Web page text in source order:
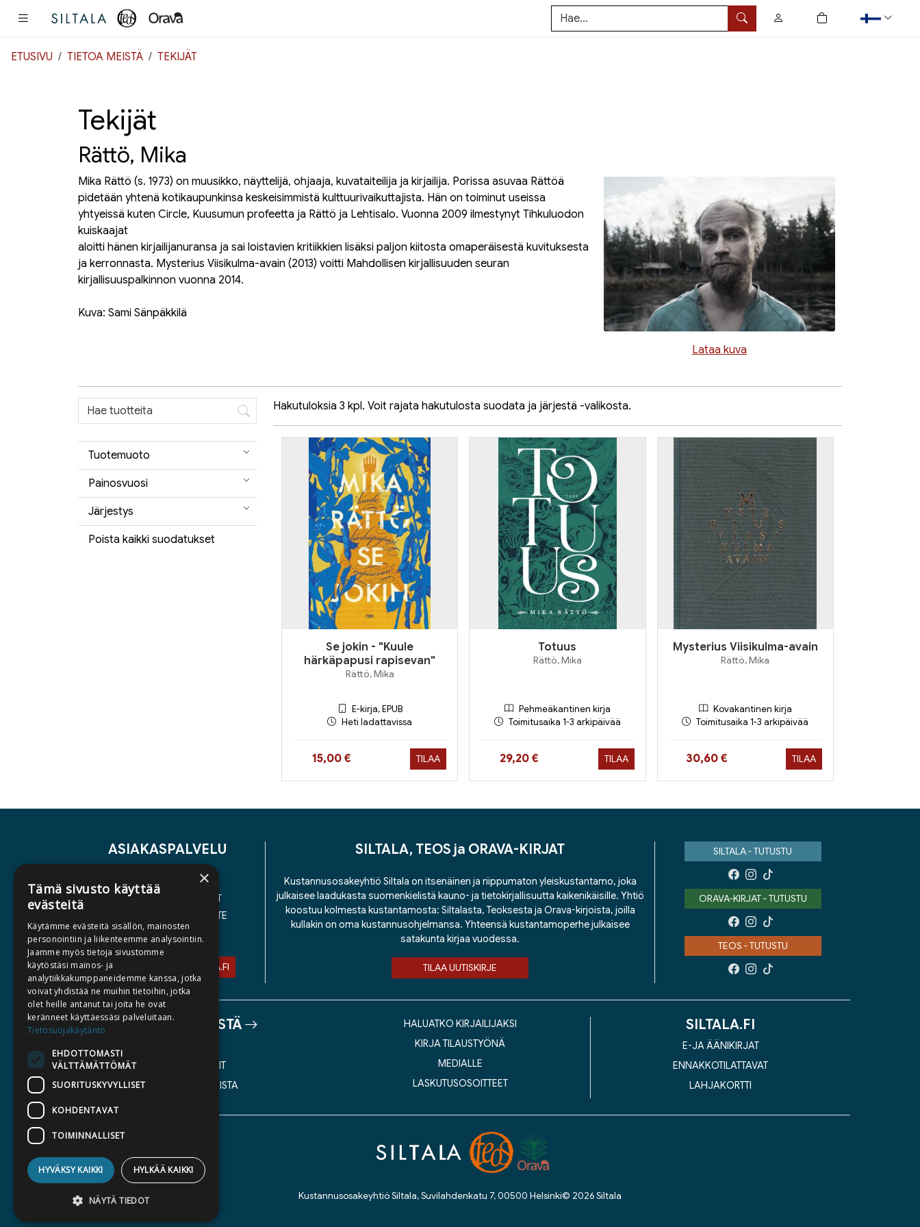
Hae
0
tuotetta ostoskorissa
ETUSIVU TIETOA MEISTÄ TEKIJÄT
Tekijät
Rättö, Mika
Lataa kuva
Mika Rättö (s. 1973) on muusikko, näyttelijä, ohjaaja, kuvataiteilija ja kirjailija. Porissa asuvaa Rättöä
pidetään yhtenä kotikaupunkinsa keskeisimmistä kulttuurivaikuttajista. Hän on toiminut useissa
yhtyeissä kuten Circle, Kuusumun profeetta ja Rättö ja Lehtisalo. Vuonna 2009 ilmestynyt Tihkuluodon
kuiskaajat
aloitti hänen kirjailijanuransa ja sai loistavien kritiikkien lisäksi paljon kiitosta omaperäisestä kuvituksesta
ja kerronnasta. Mysterius Viisikulma-avain (2013) voitti Mahdollisen kirjallisuuden seuran
kirjallisuuspalkinnon vuonna 2014.
Kuva: Sami Sänpäkkilä
Tuotemuoto
Painosvuosi
Järjestys
Poista kaikki suodatukset
Hakutuloksia 3 kpl. Voit rajata hakutulosta suodata ja järjestä -valikosta.
Se jokin - "Kuule
härkäpapusi rapisevan"
Rättö, Mika
E-kirja, EPUB
Heti ladattavissa
Hinta nyt
15,00 € TILAA
Totuus
Rättö, Mika
Pehmeäkantinen kirja
Toimitusaika 1-3 arkipäivää
Hinta nyt
29,20 € TILAA
Mysterius Viisikulma-avain
Rättö, Mika
Kovakantinen kirja
Toimitusaika 1-3 arkipäivää
Hinta nyt
30,60 € TILAA
ASIAKASPALVELU
YHTEYSTIEDOT
YLEISET TOIMITUSEHDOT
SAAVUTETTAVUUSSELOSTE
TIETOSUOJASELOSTE
ASIAKASPALVELU@STORIA.FI
SILTALA, TEOS ja ORAVA-KIRJAT
Kustannusosakeyhtiö Siltala on itsenäinen ja riippumaton yleiskustantamo, joka
julkaisee laadukasta suomenkielistä kauno- ja tietokirjallisuutta kaikenikäisille. Yhtiö
koostuu kolmesta kustantamosta: Siltalasta, Teoksesta ja Orava-kirjoista, joilla
kullakin on oma kustannusohjelmansa. Yhteensä kustantamoperhe julkaisee
satakunta kirjaa vuodessa.
TILAA UUTISKIRJE
SILTALA - TUTUSTU
ORAVA-KIRJAT - TUTUSTU
TEOS - TUTUSTU
TIETOA MEISTÄ
KATALOGIT
AJANKOHTAISTA
HALUATKO KIRJAILIJAKSI
KIRJA TILAUSTYÖNÄ
MEDIALLE
LASKUTUSOSOITTEET
SILTALA.FI
E-JA ÄÄNIKIRJAT
ENNAKKOTILATTAVAT
LAHJAKORTTI
Kustannusosakeyhtiö Siltala, Suvilahdenkatu 7, 00500 Helsinki© 2026 Siltala
×
Tämä sivusto käyttää
evästeitä
Käytämme evästeitä sisällön, mainosten
personointiin ja liikenteemme analysointiin.
Jaamme myös tietoja sivustomme
käytöstäsi mainos- ja
analytiikkakumppaneidemme kanssa, jotka
voivat yhdistää ne muihin tietoihin, jotka
olet heille antanut tai joita he ovat
keränneet käyttäessäsi palveluitaan.
Tietosuojakäytäntö
EHDOTTOMASTI
VÄLTTÄMÄTTÖMÄT
SUORITUSKYVYLLISET
KOHDENTAVAT
TOIMINNALLISET
HYVÄKSY KAIKKI HYLKÄÄ KAIKKI
NÄYTÄ TIEDOT